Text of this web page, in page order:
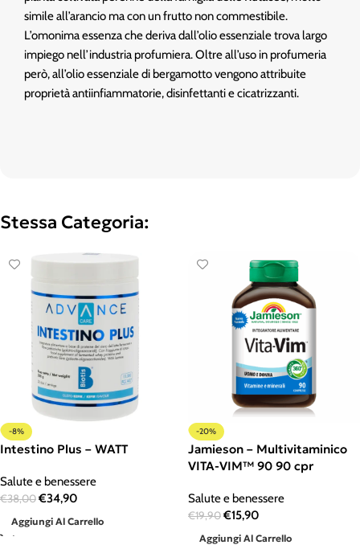
simile all’arancio ma con un frutto non commestibile.
L’omonima essenza che deriva dall’olio essenziale trova largo
impiego nell’industria profumiera. Oltre all’uso in profumeria
però, all’olio essenziale di bergamotto vengono attribuite
proprietà antiinfiammatorie, disinfettanti e cicatrizzanti.
Stessa Categoria:
-8%
Intestino Plus – WATT
Salute e benessere
€38,00€34,90
Aggiungi Al Carrello
-20%
Jamieson – Multivitaminico
VITA-VIM™ 90 90 cpr
Salute e benessere
€19,90€15,90
Aggiungi Al Carrello